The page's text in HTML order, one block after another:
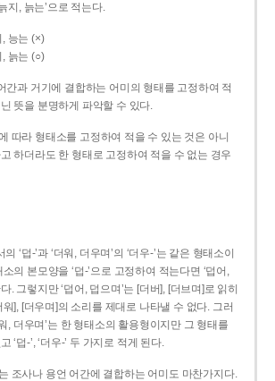
지, 늙는’으로 적는다.
, 능는 (×)
, 늙는 (○)
간과 거기에 결합하는 어미의 형태를 고정하여 적
뜻을 분명하게 파악할 수 있다.
따라 형태소를 고정하여 적을 수 있는 것은 아니
하더라도 한 형태로 고정하여 적을 수 없는 경우
‘덥-­’과 ‘더워, 더우며’의 ‘더우-­’는 같은 형태소이
의 본모양을 ‘덥-­’으로 고정하여 적는다면 ‘덥어,
. 그렇지만 ‘덥어, 덥으며’는 [더버], [더브며]로 읽히
], [더우며]의 소리를 제대로 나타낼 수 없다. 그러
, 더우며’는 한 형태소의 활용형이지만 그 형태를
‘덥-’, ‘더우-’ 두 가지로 적게 된다.
조사나 용언 어간에 결합하는 어미도 마찬가지다.